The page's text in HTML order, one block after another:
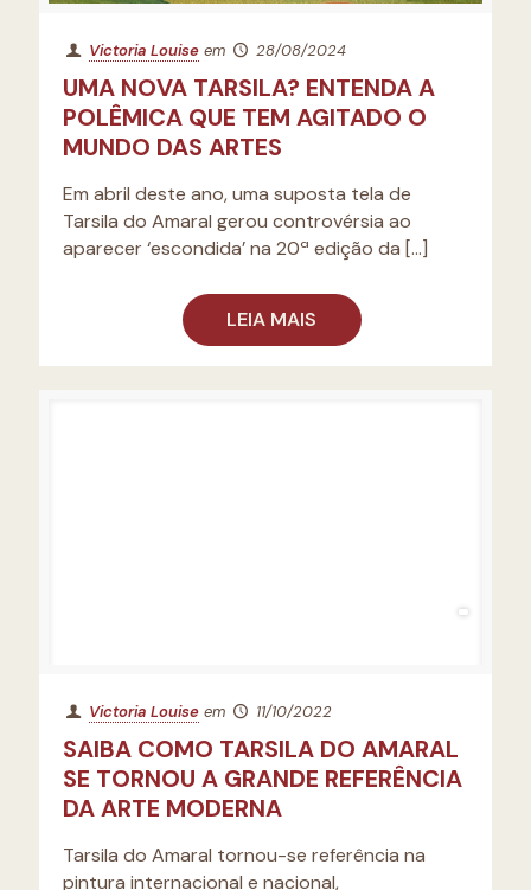
Victoria Louise em 28/08/2024
UMA NOVA TARSILA? ENTENDA A
POLÊMICA QUE TEM AGITADO O
MUNDO DAS ARTES
Em abril deste ano, uma suposta tela de
Tarsila do Amaral gerou controvérsia ao
aparecer ‘escondida’ na 20ª edição da […]
LEIA MAIS
Victoria Louise em 11/10/2022
SAIBA COMO TARSILA DO AMARAL
SE TORNOU A GRANDE REFERÊNCIA
DA ARTE MODERNA
Tarsila do Amaral tornou-se referência na
pintura internacional e nacional,